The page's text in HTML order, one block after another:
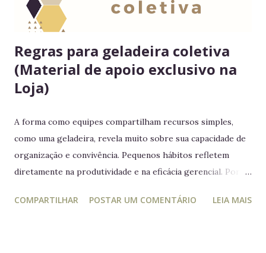
Regras para geladeira coletiva
(Material de apoio exclusivo na
Loja)
A forma como equipes compartilham recursos simples,
como uma geladeira, revela muito sobre sua capacidade de
organização e convivência. Pequenos hábitos refletem
diretamente na produtividade e na eficácia gerencial. Por
da educação estratégica e gerencial : respeito ao espaço
COMPARTILHAR POSTAR UM COMENTÁRIO LEIA MAIS